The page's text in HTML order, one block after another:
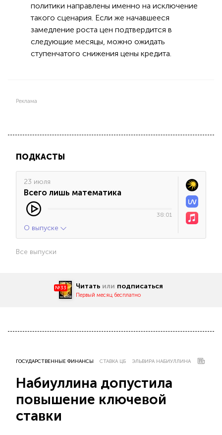
политики направлены именно на исключение
такого сценария. Если же начавшееся
замедление роста цен подтвердится в
следующие месяцы, можно ожидать
ступенчатого снижения цены кредита.
Реклама
ПОДКАСТЫ
23 июля
Всего лишь математика
38:01
О выпуске
Все выпуски
№33 Читать или подписаться
Первый месяц бесплатно
ГОСУДАРСТВЕННЫЕ ФИНАНСЫ СТАВКА ЦБ ЭЛЬВИРА НАБИУЛЛИНА
Набиуллина допустила
повышение ключевой
ставки